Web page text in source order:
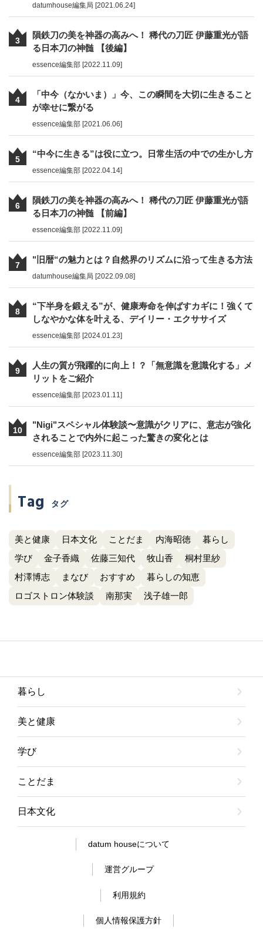
datumhouse編集局 [2021.06.24]
3
隕鉄刀の美を神器の高みへ！ 稀代の刀匠 伊藤重光が語
る日本刀の神髄 【後編】
essence編集部 [2022.11.09]
4
「中今（なかいま）」今、この瞬間を大切に生きること
が幸せに繋がる
essence編集部 [2021.06.06]
5
“中今に生きる”は役に立つ。日常生活の中での生かし方
essence編集部 [2022.04.14]
6
隕鉄刀の美を神器の高みへ！ 稀代の刀匠 伊藤重光が語
る日本刀の神髄 【前編】
essence編集部 [2022.11.09]
7
"旧暦“の魅力とは？自然界のリズムに沿って生きる方法
datumhouse編集局 [2022.09.08]
8
“下半身を鍛える”が、健康寿命を伸ばすカギに！強くて
しなやかな体を叶える、デイリー・エクササイズ
essence編集部 [2024.01.23]
9
人生の質が飛躍的に向上！？「無意識を意識化する」メ
リットをご紹介
essence編集部 [2023.01.11]
10
"Nigi"スペシャル体験談〜意識がクリアに、意志が強化
されることで内外に起こった驚きの変化とは
essence編集部 [2023.11.30]
Tag タグ
美と健康 日本文化 ことだま 内海昭徳
暮らし
学び
金子香織 佐藤三知代 牧山香
桐村里紗
村澤博志
まなび おすすめ
暮らしの知恵
ロゴストロン体験談
南那実 浅子雄一郎
暮らし
美と健康
学び
ことだま
日本文化
datum houseについて
運営グループ
利用規約
個人情報保護方針